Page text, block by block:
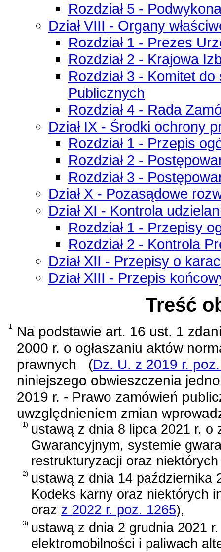
Rozdział 5 -
Dział VIII - Organy
Rozdział 1 - Prezes
Rozdział 2 - Krajowa
Rozdział 3 - Komitet
Publicznych
Rozdział 4 - Rada
Dział IX - Środki ochrony
Rozdział 1 - Przepis
Rozdział 2 -
Rozdział 3 -
Dział X - Pozasądowe
Dział XI - Kontrola
Rozdział 1 - Przepisy
Rozdział 2 - Kontrola
Dział XII - Przepisy o
Dział XIII - Przepis
Treść
1. Na podstawie art. 16 ust. 1
2000 r. o ogłaszaniu aktów
prawnych
(Dz. U. z 2019 r.
niniejszego obwieszczenia
2019 r. - Prawo zamówień
uwzględnieniem zmian
1) ustawą z dnia 8 lipca 2021 r. o
Gwarancyjnym, systemie
restrukturyzacji oraz
2) ustawą z dnia 14 października
Kodeks karny oraz niektórych
oraz z 2022 r. poz. 1265),
3) ustawą z dnia 2 grudnia 2021
elektromobilności i paliwach